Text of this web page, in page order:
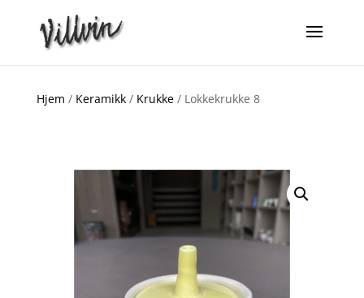
Hjem / Keramikk/ Krukke/ Lokkekrukke 8